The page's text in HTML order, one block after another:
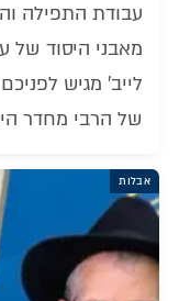
עבודת התפילה
מאבני היסוד
לייב' מגיש
של הרבי מחדר
אבלות